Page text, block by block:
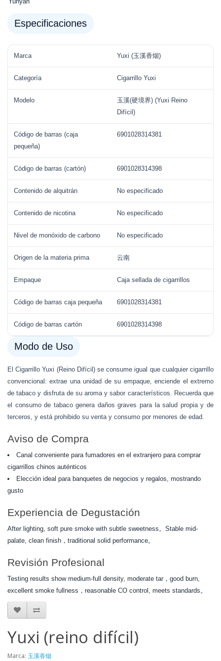
Especificaciones
Marca Yuxi (玉溪香烟)
Categoría Cigarrillo Yuxi
Modelo
玉溪(硬境界) (Yuxi Reino
Difícil)
Código de barras (caja
pequeña)
6901028314381
Código de barras (cartón) 6901028314398
Contenido de alquitrán No especificado
Contenido de nicotina No especificado
Nivel de monóxido de carbono No especificado
Origen de la materia prima 云南
Empaque Caja sellada de cigarrillos
Código de barras caja pequeña 6901028314381
Código de barras cartón 6901028314398
Modo de Uso
El Cigarrillo Yuxi (Reino Difícil) se consume igual que cualquier cigarrillo
convencional: extrae una unidad de su empaque, enciende el extremo
de tabaco y disfruta de su aroma y sabor característicos. Recuerda que
el consumo de tabaco genera daños graves para la salud propia y de
terceros, y está prohibido su venta y consumo por menores de edad.
Aviso de Compra
Canal conveniente para fumadores en el extranjero para comprar
cigarrillos chinos auténticos
Elección ideal para banquetes de negocios y regalos, mostrando
gusto
Experiencia de Degustación
After lighting, soft pure smoke with subtle sweetness。Stable mid-
palate, clean finish，traditional solid performance。
Revisión Profesional
Testing results show medium-full density, moderate tar，good burn,
excellent smoke fullness，reasonable CO control, meets standards。
Yuxi (reino difícil)
Marca: 玉溪香烟